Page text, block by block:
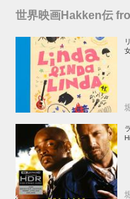
世界映画Hakken伝